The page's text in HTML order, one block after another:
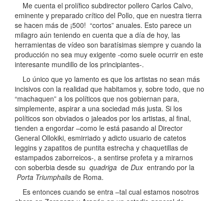
Me cuenta el prolífico subdirector pollero Carlos Calvo,
eminente y preparado crítico del Pollo, que en nuestra tierra
se hacen más de ¡500! “cortos” anuales. Esto parece un
milagro aún teniendo en cuenta que a día de hoy, las
herramientas de vídeo son baratísimas siempre y cuando la
producción no sea muy exigente -como suele ocurrir en este
interesante mundillo de los principiantes-.
Lo único que yo lamento es que los artistas no sean más
incisivos con la realidad que habitamos y, sobre todo, que no
“machaquen” a los políticos que nos gobiernan para,
simplemente, aspirar a una sociedad más justa. Si los
políticos son obviados o jaleados por los artistas, al final,
tienden a engordar –como le está pasando al Director
General Ollokiki, esmirriado y adicto usuario de catetos
leggins y zapatitos de puntita estrecha y chaquetillas de
estampados zaborreicos-, a sentirse profeta y a mirarnos
con soberbia desde su quadriga de Dux entrando por la
Porta Triumphalis de Roma.
Es entonces cuando se entra –tal cual estamos nosotros